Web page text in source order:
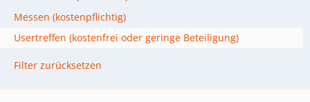
Messen (kostenpflichtig)
Usertreffen (kostenfrei oder geringe Beteiligung)
Filter zurücksetzen